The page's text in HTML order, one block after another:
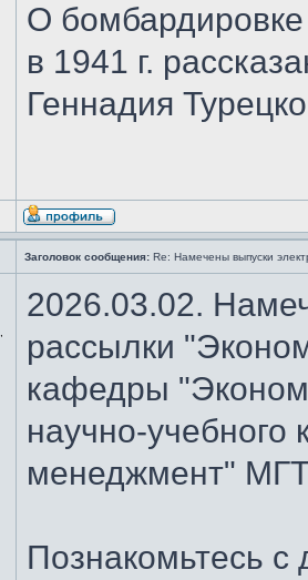
О
в 1941 г.
Геннадия
Заголовок сообщения: Re: Намечены выпуски
2026.03.02.
рассылки
кафедры
научно-
менеджмент"
Познакомьтесь